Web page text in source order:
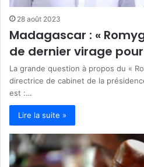
28 août 2023
Madagascar : «
de dernier virage
La grande question à propos du «
directrice de cabinet de la
est :…
Lire la suite »